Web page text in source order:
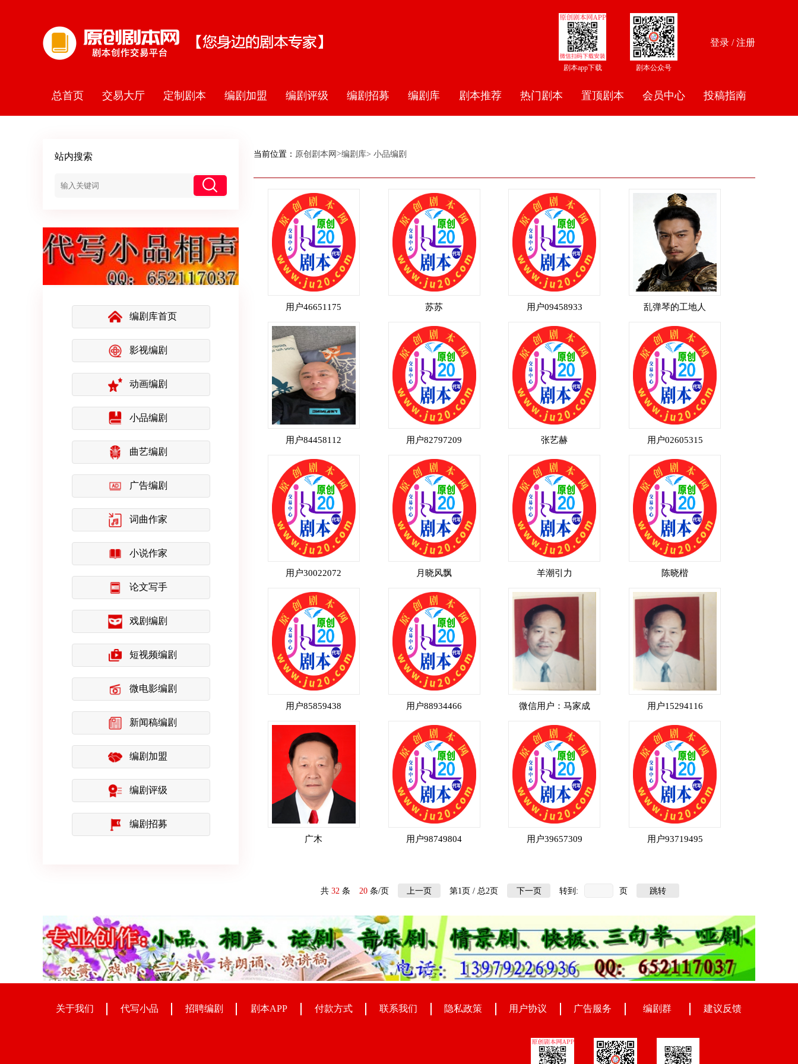
剧本app下载 剧本公众号
登录 / 注册
总首页 交易大厅 定制剧本 编剧加盟 编剧评级 编剧招募 编剧库 剧本推荐 热门剧本 置顶剧本 会员中心 投稿指南
站内搜索
编剧库首页
影视编剧
动画编剧
小品编剧
曲艺编剧
广告编剧
词曲作家
小说作家
论文写手
戏剧编剧
短视频编剧
微电影编剧
新闻稿编剧
编剧加盟
编剧评级
编剧招募
当前位置： 原创剧本网 >编剧库> 小品编剧
用户46651175 苏苏 用户09458933 乱弹琴的工地人
用户84458112 用户82797209 张艺赫 用户02605315
用户30022072 月晓风飘 羊潮引力 陈晓楷
用户85859438 用户88934466 微信用户：马家成 用户15294116
广木 用户98749804 用户39657309 用户93719495
共 32 条 20条/页 上一页 第1页 / 总2页 下一页 转到: 页 跳转
关于我们 代写小品 招聘编剧 剧本APP 付款方式 联系我们 隐私政策 用户协议 广告服务 编剧群 建议反馈